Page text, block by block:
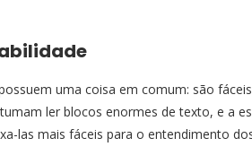
uma coisa em comum: são
ler blocos enormes de texto, e a
las mais fáceis para o entendimento